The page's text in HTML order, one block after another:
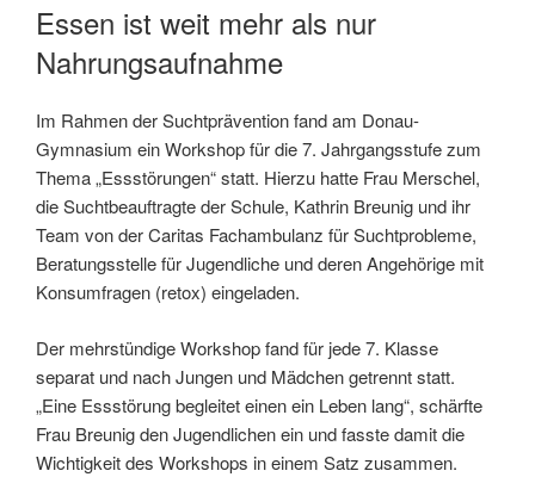
Essen ist weit mehr als nur
Nahrungsaufnahme
Im Rahmen der Suchtprävention fand am Donau-
Gymnasium ein Workshop für die 7. Jahrgangsstufe zum
Thema „Essstörungen“ statt. Hierzu hatte Frau Merschel,
die Suchtbeauftragte der Schule, Kathrin Breunig und ihr
Team von der Caritas Fachambulanz für Suchtprobleme,
Beratungsstelle für Jugendliche und deren Angehörige mit
Konsumfragen (retox) eingeladen.
Der mehrstündige Workshop fand für jede 7. Klasse
separat und nach Jungen und Mädchen getrennt statt.
„Eine Essstörung begleitet einen ein Leben lang“, schärfte
Frau Breunig den Jugendlichen ein und fasste damit die
Wichtigkeit des Workshops in einem Satz zusammen.